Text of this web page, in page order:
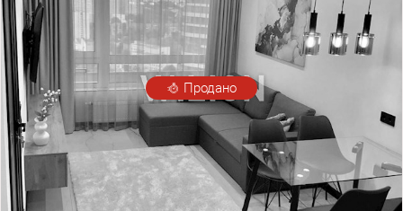
Продано